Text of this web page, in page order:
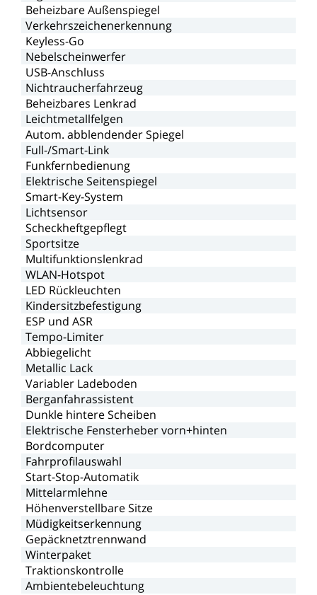
BeheizbareAußenspiegel
Verkehrszeichenerkennung
Keyless-Go
Nebelscheinwerfer
USB-Anschluss
Nichtraucherfahrzeug
Beheizbares Lenkrad
Leichtmetallfelgen
Autom. abblendenderSpiegel
Full-/Smart-Link
Funkfernbedienung
ElektrischeSeitenspiegel
Smart-Key-System
Lichtsensor
Scheckheftgepflegt
Sportsitze
Multifunktionslenkrad
WLAN-Hotspot
LED Rückleuchten
Kindersitzbefestigung
ESP und ASR
Tempo-Limiter
Abbiegelicht
Metallic Lack
Variabler Ladeboden
Berganfahrassistent
Dunkle hintereScheiben
Elektrische Fensterhebervorn+hinten
Bordcomputer
Fahrprofilauswahl
Start-Stop-Automatik
Mittelarmlehne
HöhenverstellbareSitze
Müdigkeitserkennung
Gepäcknetztrennwand
Winterpaket
Traktionskontrolle
Ambientebeleuchtung